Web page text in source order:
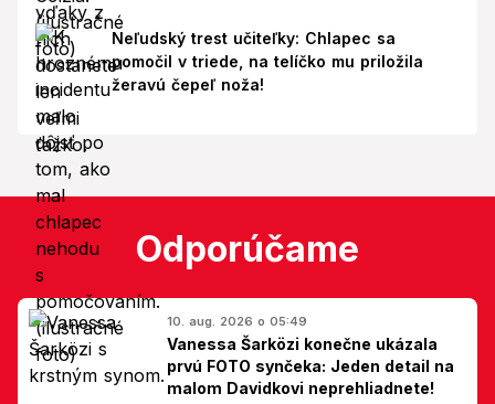
Neľudský trest učiteľky: Chlapec sa
pomočil v triede, na telíčko mu priložila
žeravú čepeľ noža!
Odporúčame
10. aug. 2026 o 05:49
Vanessa Šarközi konečne ukázala
prvú FOTO synčeka: Jeden detail na
malom Davidkovi neprehliadnete!